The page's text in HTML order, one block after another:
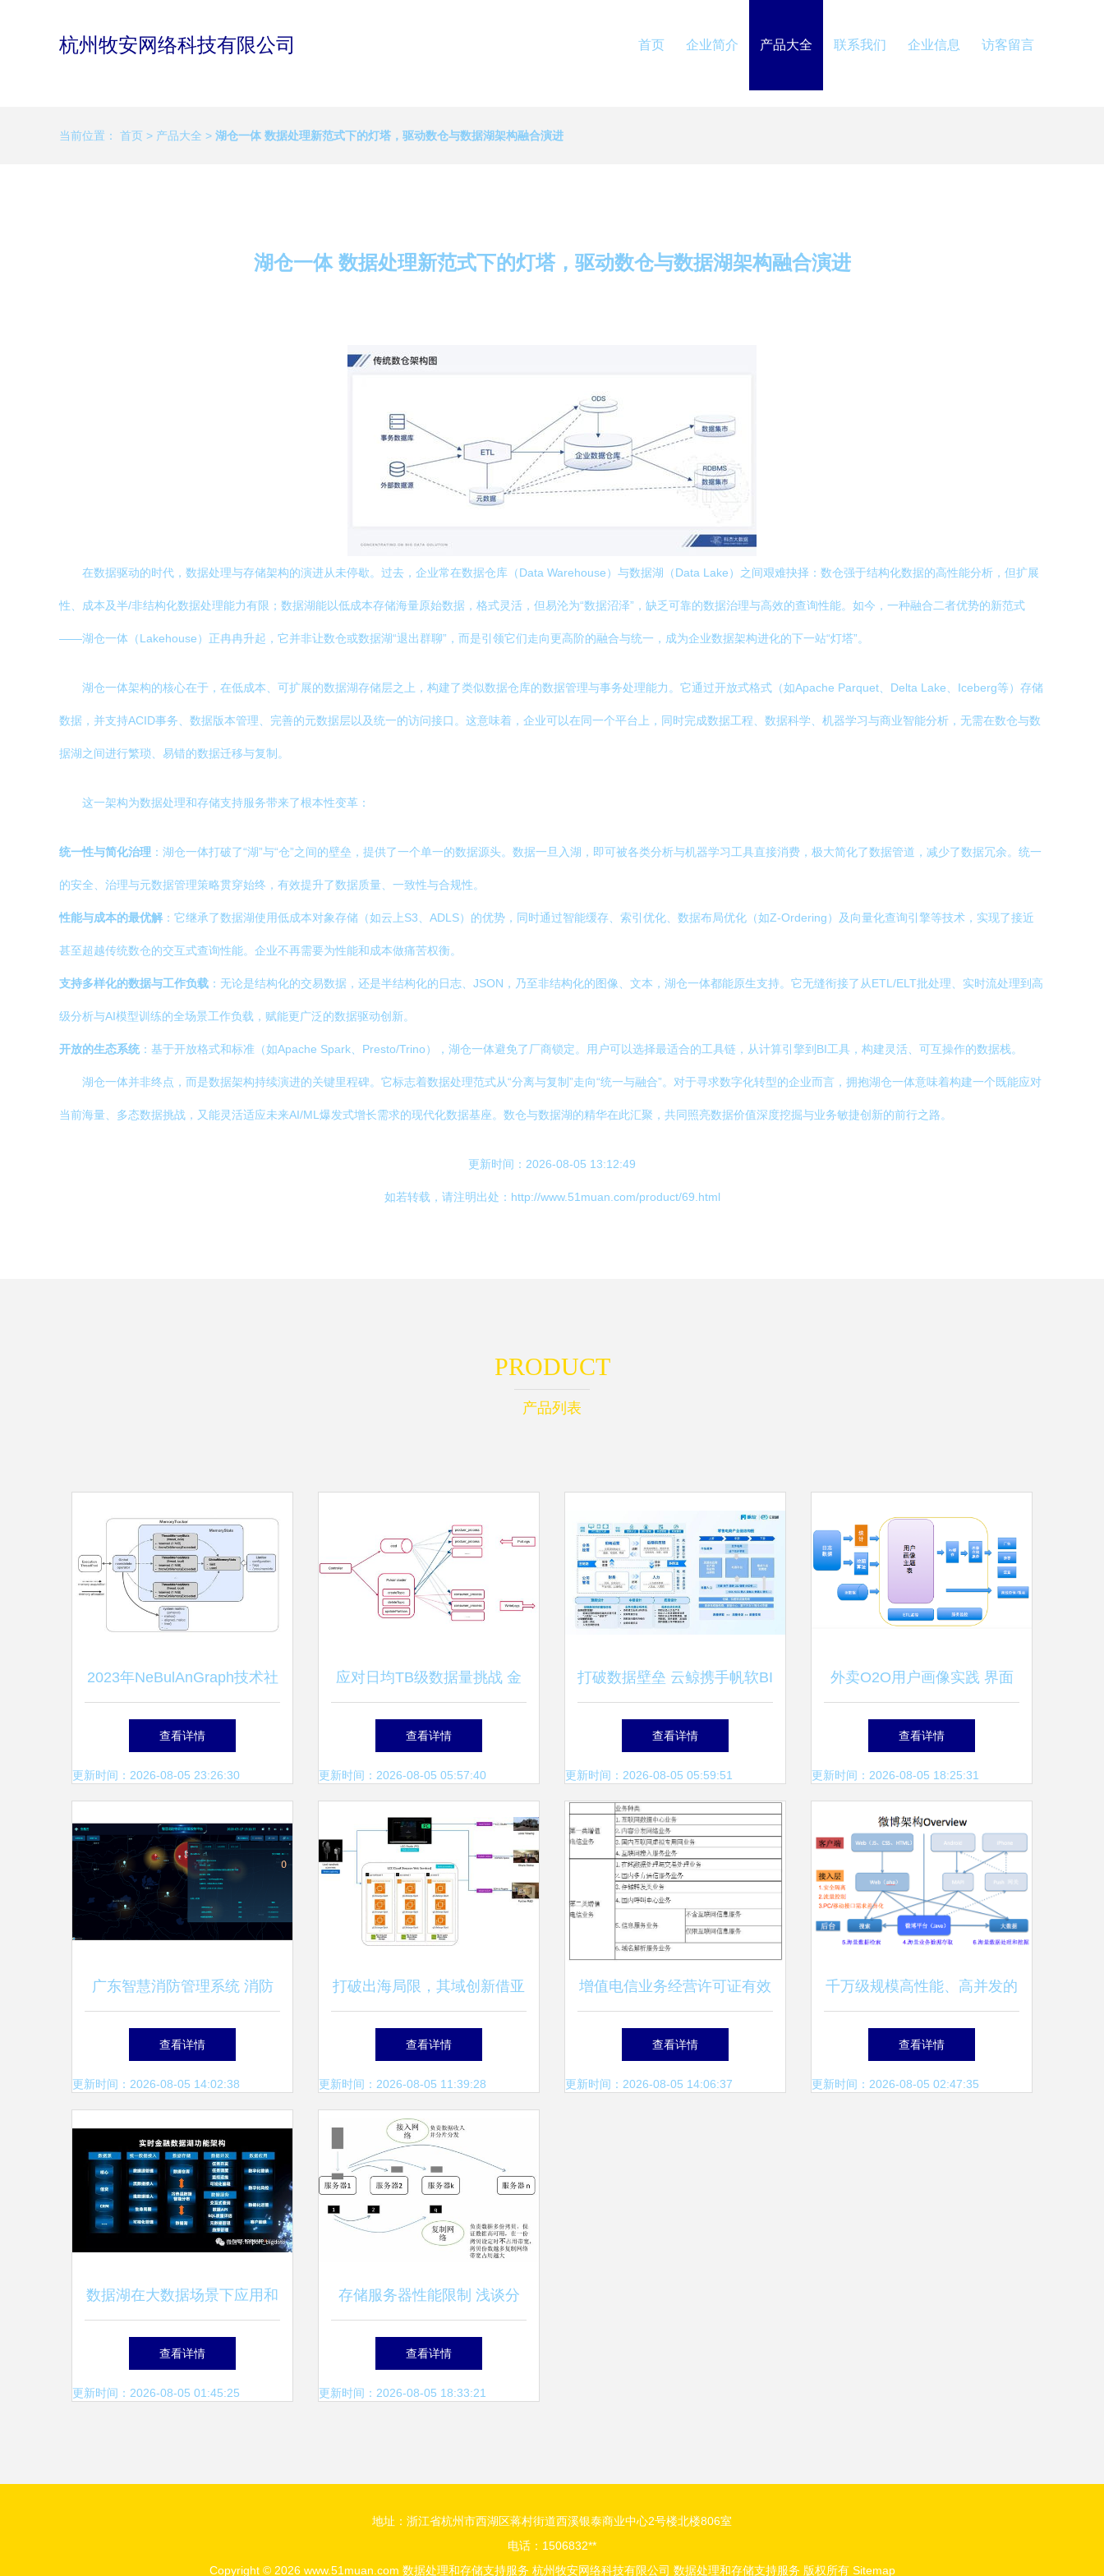
杭州牧安网络科技有限公司 首页 企业简介 产品大全 联系我们 企业信息 访客留言
当前位置： 首页 > 产品大全 > 湖仓一体 数据处理新范式下的灯塔，驱动数仓与数据湖架构融合演进
湖仓一体 数据处理新范式下的灯塔，驱动数仓与数据湖架构融合演进
在数据驱动的时代，数据处理与存储架构的演进从未停歇。过去，企业常在数据仓库（Data Warehouse）与数据湖（Data Lake）之间艰难抉择：数仓强于结构化数据的高性能分析，但扩展
性、成本及半/非结构化数据处理能力有限；数据湖能以低成本存储海量原始数据，格式灵活，但易沦为“数据沼泽”，缺乏可靠的数据治理与高效的查询性能。如今，一种融合二者优势的新范式
——湖仓一体（Lakehouse）正冉冉升起，它并非让数仓或数据湖“退出群聊”，而是引领它们走向更高阶的融合与统一，成为企业数据架构进化的下一站“灯塔”。
湖仓一体架构的核心在于，在低成本、可扩展的数据湖存储层之上，构建了类似数据仓库的数据管理与事务处理能力。它通过开放式格式（如Apache Parquet、Delta Lake、Iceberg等）存储
数据，并支持ACID事务、数据版本管理、完善的元数据层以及统一的访问接口。这意味着，企业可以在同一个平台上，同时完成数据工程、数据科学、机器学习与商业智能分析，无需在数仓与数
据湖之间进行繁琐、易错的数据迁移与复制。
这一架构为数据处理和存储支持服务带来了根本性变革：
统一性与简化治理 ：湖仓一体打破了“湖”与“仓”之间的壁垒，提供了一个单一的数据源头。数据一旦入湖，即可被各类分析与机器学习工具直接消费，极大简化了数据管道，减少了数据冗余。统一
的安全、治理与元数据管理策略贯穿始终，有效提升了数据质量、一致性与合规性。
性能与成本的最优解 ：它继承了数据湖使用低成本对象存储（如云上S3、ADLS）的优势，同时通过智能缓存、索引优化、数据布局优化（如Z-Ordering）及向量化查询引擎等技术，实现了接近
甚至超越传统数仓的交互式查询性能。企业不再需要为性能和成本做痛苦权衡。
支持多样化的数据与工作负载 ：无论是结构化的交易数据，还是半结构化的日志、JSON，乃至非结构化的图像、文本，湖仓一体都能原生支持。它无缝衔接了从ETL/ELT批处理、实时流处理到高
级分析与AI模型训练的全场景工作负载，赋能更广泛的数据驱动创新。
开放的生态系统：基于开放格式和标准（如Apache Spark、Presto/Trino），湖仓一体避免了厂商锁定。用户可以选择最适合的工具链，从计算引擎到BI工具，构建灵活、可互操作的数据栈。
湖仓一体并非终点，而是数据架构持续演进的关键里程碑。它标志着数据处理范式从“分离与复制”走向“统一与融合”。对于寻求数字化转型的企业而言，拥抱湖仓一体意味着构建一个既能应对
当前海量、多态数据挑战，又能灵活适应未来AI/ML爆发式增长需求的现代化数据基座。数仓与数据湖的精华在此汇聚，共同照亮数据价值深度挖掘与业务敏捷创新的前行之路。
更新时间：2026-08-05 13:12:49
如若转载，请注明出处：http://www.51muan.com/product/69.html
PRODUCT
产品列表
2023年NeBulAnGraph技术社
区数据处理与存储服务解析
查看详情
更新时间：2026-08-05 23:26:30
应对日均TB级数据量挑战 金
山云选用Pulsar重构日志服务
数据处理与存储
查看详情
更新时间：2026-08-05 05:57:40
打破数据壁垒 云鲸携手帆软BI
系统优化用户体验与营销策略
查看详情
更新时间：2026-08-05 05:59:51
外卖O2O用户画像实践 界面
设计与数据处理的协同优化
查看详情
更新时间：2026-08-05 18:25:31
广东智慧消防管理系统 消防
工程接入与数据处理存储的全
面解析
查看详情
更新时间：2026-08-05 14:02:38
打破出海局限，其域创新借亚
马逊云科技为三维重建注入新
动力
查看详情
更新时间：2026-08-05 11:39:28
增值电信业务经营许可证有效
期到期续期办理相关规定及数
据处理与存储支持服务解析
查看详情
更新时间：2026-08-05 14:06:37
千万级规模高性能、高并发的
网络架构经验分享
查看详情
更新时间：2026-08-05 02:47:35
数据湖在大数据场景下应用和
实施方案调研笔记（增强版）
查看详情
更新时间：2026-08-05 01:45:25
存储服务器性能限制 浅谈分
布式存储的性能限制模型
查看详情
更新时间：2026-08-05 18:33:21
地址：浙江省杭州市西湖区蒋村街道西溪银泰商业中心2号楼北楼806室
电话：1506832**
Copyright © 2026 www.51muan.com 数据处理和存储支持服务 杭州牧安网络科技有限公司 数据处理和存储支持服务 版权所有 Sitemap